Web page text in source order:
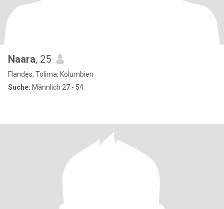
Naara, 25
Flandes, Tolima, Kolumbien
Suche: Männlich 27 - 54